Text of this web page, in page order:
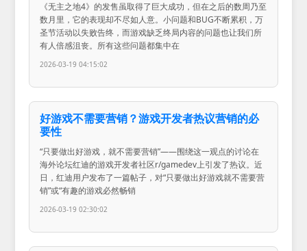
《无主之地4》的发售虽取得了巨大成功，但在之后的数周乃至
数月里，它的表现却不尽如人意。小问题和BUG不断累积，万
圣节活动以失败告终，而游戏缺乏终局内容的问题也让我们所
有人倍感沮丧。所有这些问题都集中在
2026-03-19 04:15:02
好游戏不需要营销？游戏开发者热议营销的必
要性
“只要做出好游戏，就不需要营销”——围绕这一观点的讨论在
海外论坛红迪的游戏开发者社区r/gamedev上引发了热议。近
日，红迪用户发布了一篇帖子，对“只要做出好游戏就不需要营
销”或“有趣的游戏必然畅销
2026-03-19 02:30:02